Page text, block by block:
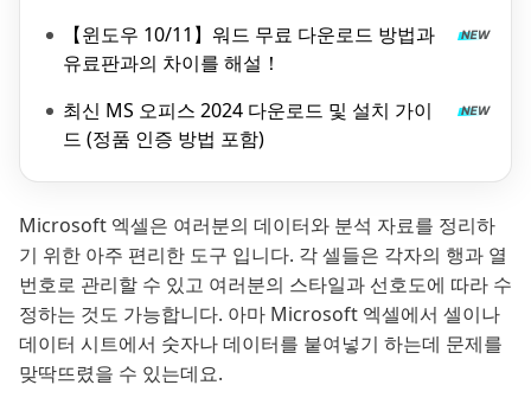
【윈도우 10/11】워드 무료 다운로드 방법과
유료판과의 차이를 해설！
최신 MS 오피스 2024 다운로드 및 설치 가이
드 (정품 인증 방법 포함)
Microsoft 엑셀은 여러분의 데이터와 분석 자료를 정리하
기 위한 아주 편리한 도구 입니다. 각 셀들은 각자의 행과 열
번호로 관리할 수 있고 여러분의 스타일과 선호도에 따라 수
정하는 것도 가능합니다. 아마 Microsoft 엑셀에서 셀이나
데이터 시트에서 숫자나 데이터를 붙여넣기 하는데 문제를
맞딱뜨렸을 수 있는데요.